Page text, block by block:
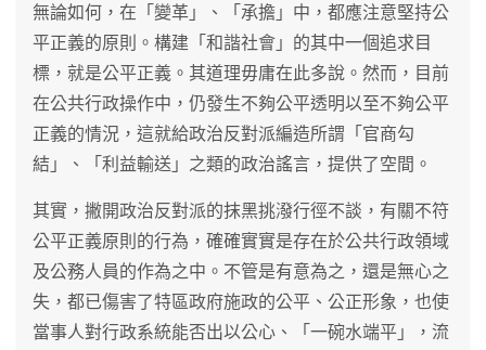
無論如何，在「變革」、「承擔」中，都應注意堅持公
平正義的原則。構建「和諧社會」的其中一個追求目
標，就是公平正義。其道理毋庸在此多說。然而，目前
在公共行政操作中，仍發生不夠公平透明以至不夠公平
正義的情況，這就給政治反對派編造所謂「官商勾
結」、「利益輸送」之類的政治謠言，提供了空間。
其實，撇開政治反對派的抹黑挑潑行徑不談，有關不符
公平正義原則的行為，確確實實是存在於公共行政領域
及公務人員的作為之中。不管是有意為之，還是無心之
失，都已傷害了特區政府施政的公平、公正形象，也使
當事人對行政系統能否出以公心、「一碗水端平」，流